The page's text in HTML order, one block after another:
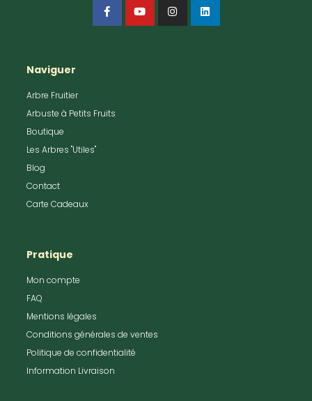
Naviguer
Arbre Fruitier
Arbuste à Petits Fruits
Boutique
Les Arbres "Utiles"
Blog
Contact
Carte Cadeaux
Pratique
Mon compte
FAQ
Mentions légales
Conditions générales de ventes
Politique de confidentialité
Information Livraison